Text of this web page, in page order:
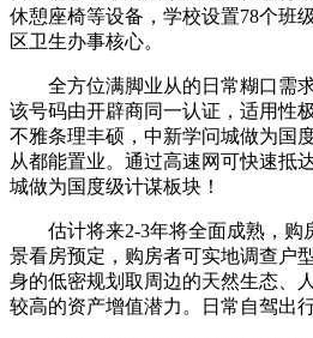
休憩座椅等设备，学校设置78个班
区卫生办事核心。
全方位满脚业从的日常糊口需求
该号码由开辟商同一认证，适用性
不雅条理丰硕，中新学问城做为国
从都能置业。通过高速网可快速抵
城做为国度级计谋板块！
估计将来2-3年将全面成熟，购
景看房预定，购房者可实地调查户
身的低密规划取周边的天然生态、
较高的资产增值潜力。日常自驾出